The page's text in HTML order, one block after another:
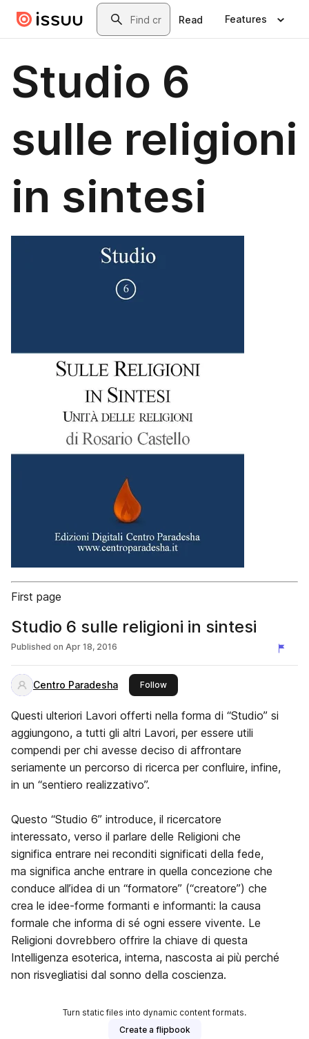
Skip to main contentSearch
Read Features
Studio 6
sulle religioni
in sintesi
First page
Studio 6 sulle religioni in sintesi
Published on Apr 18, 2016
Centro Paradesha Followthis publisher
Questi ulteriori Lavori offerti nella forma di “Studio” si
aggiungono, a tutti gli altri Lavori, per essere utili
compendi per chi avesse deciso di affrontare
seriamente un percorso di ricerca per confluire, infine,
in un “sentiero realizzativo”.
Questo “Studio 6” introduce, il ricercatore
interessato, verso il parlare delle Religioni che
significa entrare nei reconditi significati della fede,
ma significa anche entrare in quella concezione che
conduce all’idea di un “formatore” (“creatore”) che
crea le idee-forme formanti e informanti: la causa
formale che informa di sé ogni essere vivente. Le
Religioni dovrebbero offrire la chiave di questa
Intelligenza esoterica, interna, nascosta ai più perché
non risvegliatisi dal sonno della coscienza.
Turn static files into dynamic content formats.
Create a flipbook